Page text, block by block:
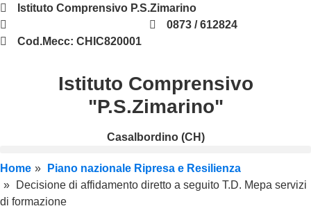
Istituto Comprensivo P.S.Zimarino
0873 / 612824
Cod.Mecc: CHIC820001
Istituto Comprensivo
"P.S.Zimarino"
Casalbordino (CH)
Home
Piano nazionale Ripresa e Resilienza
Decisione di affidamento diretto a seguito T.D. Mepa servizi
di formazione